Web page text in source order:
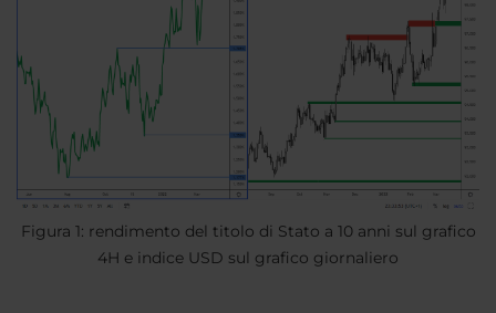
Figura 1: rendimento del titolo di Stato a 10 anni sul grafico
4H e indice USD sul grafico giornaliero